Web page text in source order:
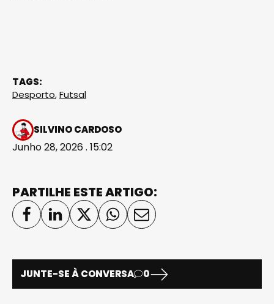
TAGS:
Desporto,Futsal
SILVINO CARDOSO
Junho 28, 2026 . 15:02
PARTILHE ESTE ARTIGO:
JUNTE-SE À CONVERSA 0